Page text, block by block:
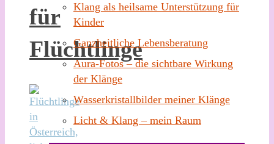
für
Flüchtlinge
Klang als heilsame Unterstützung für
Kinder
Ganzheitliche Lebensberatung
Aura-Fotos – die sichtbare Wirkung
der Klänge
Wasserkristallbilder meiner Klänge
Licht & Klang – mein Raum